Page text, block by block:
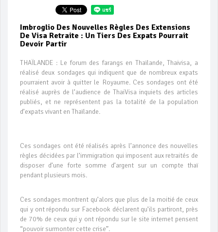
Imbroglio Des Nouvelles Règles Des Extensions
De Visa Retraite : Un Tiers Des Expats Pourrait
Devoir Partir
THAÏLANDE : Le forum des farangs en Thaïlande, Thaivisa, a
réalisé deux sondages qui indiquent que de nombreux expats
pourraient avoir à quitter le Royaume. Ces sondages ont été
réalisé auprès de l’audience de ThaiVisa inquiets des articles
publiés, et ne représentent pas la totalité de la population
d’expats vivant en Thaïlande.
Ces sondages ont été réalisés après l’annonce des nouvelles
règles décidées par l’immigration qui imposent aux retraités de
disposer d’une forte somme d’argent sur un compte thaï
pendant plusieurs mois.
Ces sondages montrent qu’alors que plus de la moitié de ceux
qui y ont répondu sur Facebook déclarent qu’ils partiront, près
de 70% de ceux qui y ont répondu sur le site internet pensent
“pouvoir surmonter cette crise”.